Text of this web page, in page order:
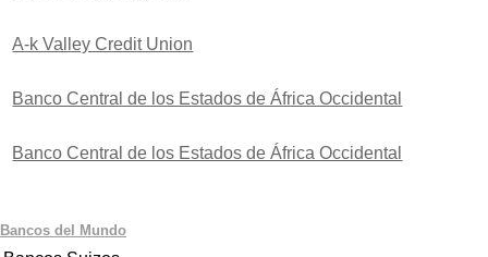
A-k Valley Credit Union
Banco Central de los Estados de África Occidental
Banco Central de los Estados de África Occidental
Bancos del Mundo